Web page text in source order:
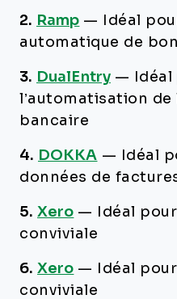
2. Ramp —
Idéal
automatique de
3. DualEntry —
l’automatisation de
bancaire
4. DOKKA —
Idéal
données de
5. Xero —
Idéal
conviviale
6. Xero —
Idéal
conviviale